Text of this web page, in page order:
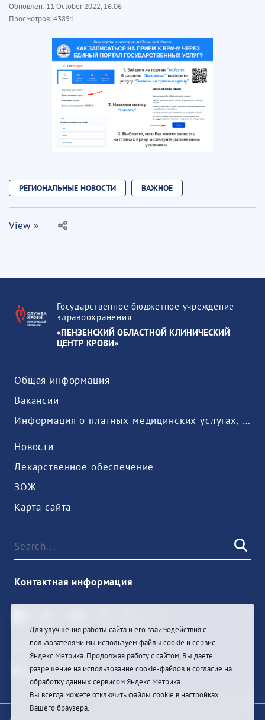
Обновлён: 11 October 2022, 16:06
Просмотров:43891
РЕГИОНАЛЬНЫЕ НОВОСТИ ВАЖНОЕ
View »
Государственное бюджетное учреждение
здравоохранения
«ПЕНЗЕНСКИЙ ОБЛАСТНОЙ КЛИНИЧЕСКИЙ
ЦЕНТР КРОВИ»
Общая информация
Вакансии
Информация о платных медицинских услугах, предоставляемых медицинской организацией
Новости
Лекарственное обеспечение
ЗОЖ
Карта сайта
Контактная информация
Sign In
Для улучшения работы сайта и его взаимодействия с
пользователями мы используем файлы cookie и сервис
Яндекс.Метрика. Продолжая работу с сайтом, Вы даете
разрешение на использование cookie-файлов и согласие на
обработку данных сервисом Яндекс.Метрика.
Вы всегда можете отключить файлы cookie в настройках
Вашего браузера.